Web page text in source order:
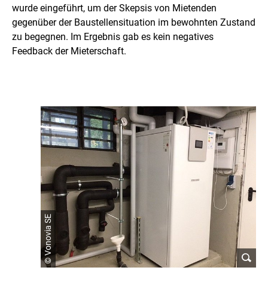
wurde eingeführt, um der Skepsis von Mietenden
gegenüber der Baustellensituation im bewohnten Zustand
zu begegnen. Im Ergebnis gab es kein negatives
Feedback der Mieterschaft.
© Vonovia SE